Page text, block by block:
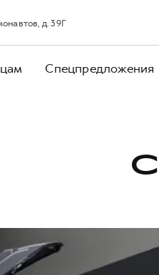
д. 39Г
Спецпредложения